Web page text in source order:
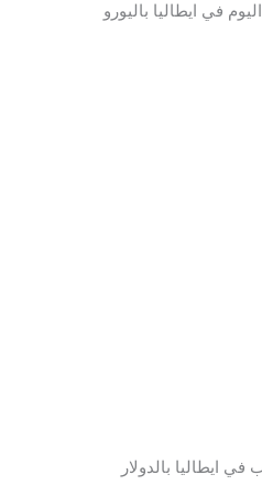
في ايطاليا باليورو
ايطاليا بالدولار